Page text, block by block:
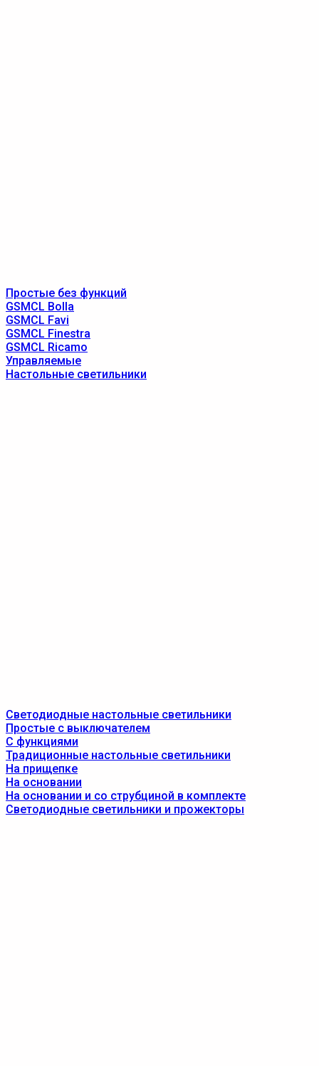
Простые без функций
GSMCL Bolla
GSMCL Favi
GSMCL Finestra
GSMCL Ricamo
Управляемые
Настольные светильники
Светодиодные настольные светильники
Простые с выключателем
С функциями
Традиционные настольные светильники
На прищепке
На основании
На основании и со струбциной в комплекте
Светодиодные светильники и прожекторы